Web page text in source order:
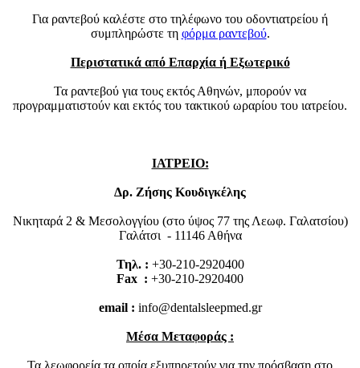
Για ραντεβού καλέστε στο τηλέφωνο του οδοντιατρείου ή
συμπληρώστε τη φόρμα ραντεβού.
Περιστατικά από Επαρχία ή Εξωτερικό
Τα ραντεβού για τους εκτός Αθηνών, μπορούν να
προγραμματιστούν και εκτός του τακτικού ωραρίου του ιατρείου.
ΙΑΤΡΕΙΟ:
Δρ. Ζήσης Κουδιγκέλης
Νικηταρά 2 & Μεσολογγίου (στο ύψος 77 της Λεωφ. Γαλατσίου)
Γαλάτσι - 11146 Αθήνα
Τηλ. : +30-210-2920400
Fax : +30-210-2920400
email : info@dentalsleepmed.gr
Μέσα Μεταφοράς :
Τα λεωφορεία τα οποία εξυπηρετούν για την πρόσβαση στο